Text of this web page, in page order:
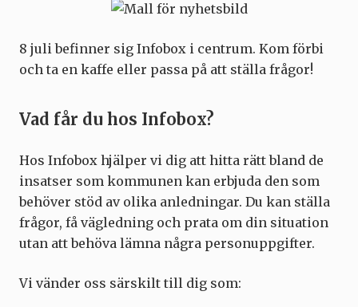
8 juli befinner sig Infobox i centrum. Kom förbi
och ta en kaffe eller passa på att ställa frågor!
Vad får du hos Infobox?
Hos Infobox hjälper vi dig att hitta rätt bland de
insatser som kommunen kan erbjuda den som
behöver stöd av olika anledningar. Du kan ställa
frågor, få vägledning och prata om din situation
utan att behöva lämna några personuppgifter.
Vi vänder oss särskilt till dig som: